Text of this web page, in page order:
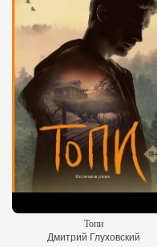
Топи
Дмитрий Глуховский